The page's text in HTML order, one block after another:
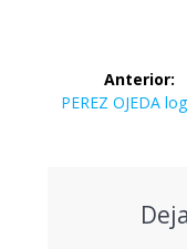
de
Anterior:
Entrada
PEREZ OJEDA